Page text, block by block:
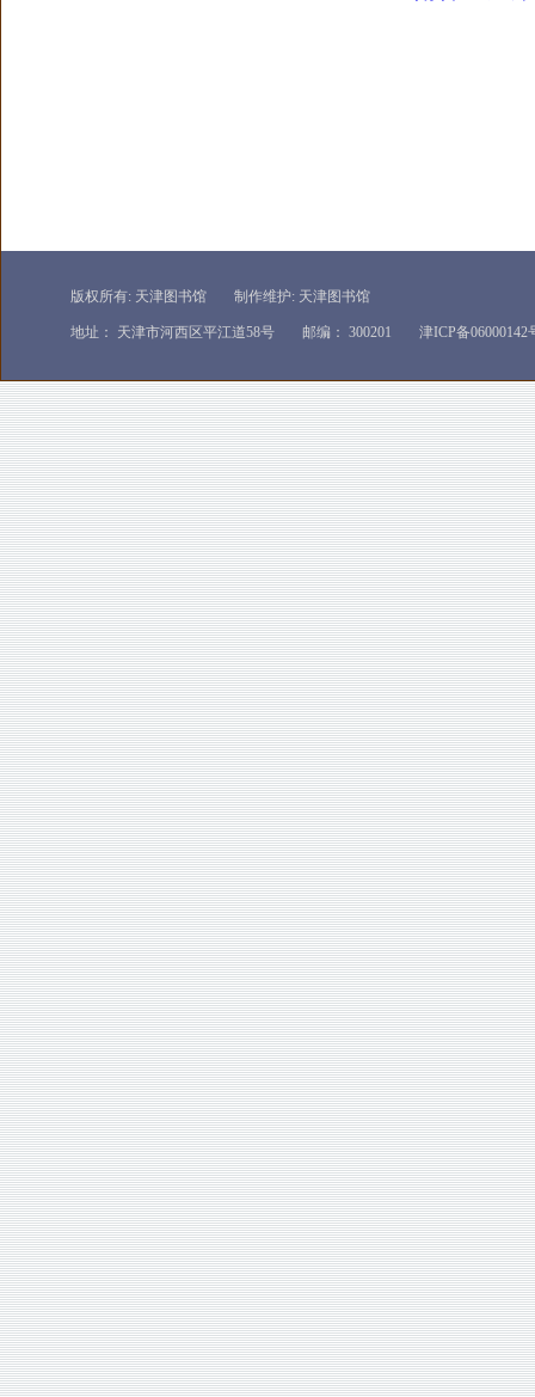
版权所有: 天津图书馆 制作维护: 天津图书馆
地址： 天津市河西区平江道58号 邮编： 300201 津ICP备06000142